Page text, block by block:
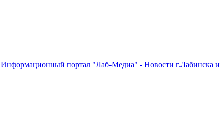
Информационный портал "Лаб-Медиа" - Новости г.Лабинска